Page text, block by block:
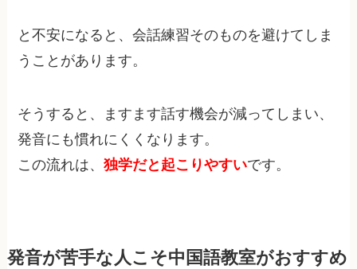
と不安になると、会話練習そのものを避けてしま
うことがあります。
そうすると、ますます話す機会が減ってしまい、
発音にも慣れにくくなります。
この流れは、独学だと起こりやすいです。
発音が苦手な人こそ中国語教室がおすすめ